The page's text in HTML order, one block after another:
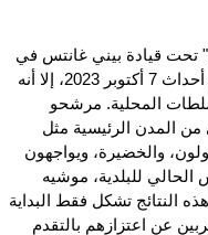
تحت قيادة بيني غانتس في
الاستطلاعات بعد تعامل حكومة نتنياهو مع أحداث 7 أكتوبر 2023، إلا أنه
المحلية. مرشحو
المدن الرئيسية مثل
والخضيرة، ويواجهون
الحالي للبلدية، موشيه
النتائج تشكل فقط البداية
عن اعتزازهم بالتقدم